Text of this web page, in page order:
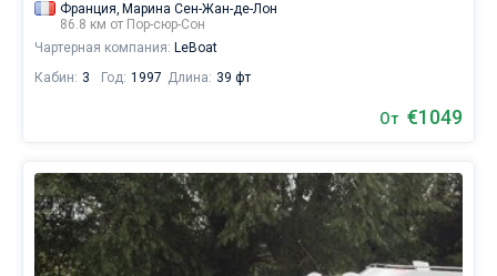
Франция, Марина Сен-Жан-де-Лон
86.8 км от Пор-сюр-Сон
Чартерная компания: LeBoat
Кабин: 3 Год: 1997 Длина: 39 фт
От €1049